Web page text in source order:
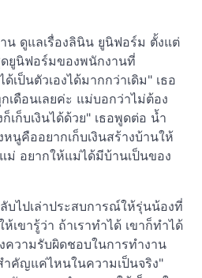
น ดูแลเรื่องลินิน ยูนิฟอร์ม ตั้งแต่
ยูนิฟอร์มของพนักงานที่
เป็นตัวเองได้มากกว่าเดิม" เธอ
เดือนเลยค่ะ แม่บอกว่าไม่ต้อง
ก็เก็บเงินได้ด้วย" เธอพูดต่อ น้ำ
นูคืออยากเก็บเงินสร้างบ้านให้
ม่ อยากให้แม่ได้มีบ้านเป็นของ
บไปเล่าประสบการณ์ให้รุ่นน้องที่
เขารู้ว่า ถ้าเราทำได้ เขาก็ทำได้
ความรับผิดชอบในการทำงาน
คัญแค่ไหนในความเป็นจริง"